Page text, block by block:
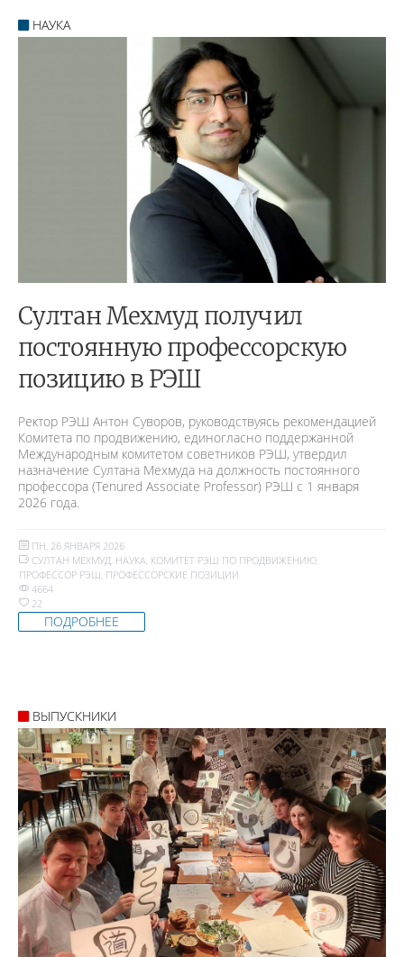
НАУКА
Султан Мехмуд получил
постоянную профессорскую
позицию в РЭШ
Ректор РЭШ Антон Суворов, руководствуясь рекомендацией
Комитета по продвижению, единогласно поддержанной
Международным комитетом советников РЭШ, утвердил
назначение Султана Мехмуда на должность постоянного
профессора (Tenured Associate Professor) РЭШ с 1 января
2026 года.
ПН, 26 ЯНВАРЯ 2026
СУЛТАН МЕХМУД, НАУКА, КОМИТЕТ РЭШ ПО ПРОДВИЖЕНИЮ,
ПРОФЕССОР РЭШ, ПРОФЕССОРСКИЕ ПОЗИЦИИ
4664
22
ПОДРОБНЕЕ
ВЫПУСКНИКИ